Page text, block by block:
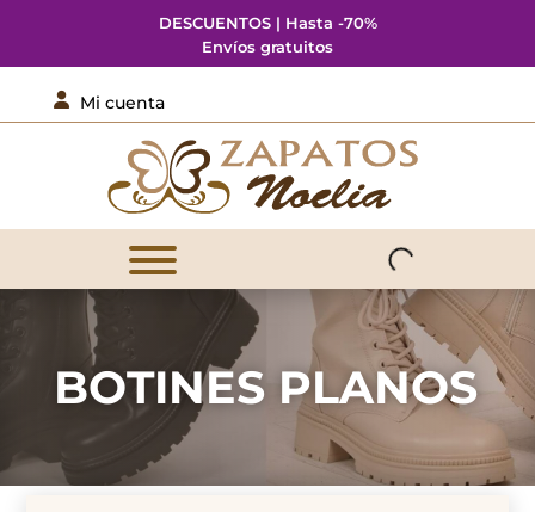
DESCUENTOS | Hasta -70%
Envíos gratuitos
 Mi cuenta
BOTINES PLANOS